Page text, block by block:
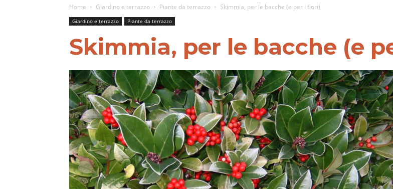
Home Giardino e terrazzo Piante da terrazzo Skimmia, per le bacche (e per i fiori)
Giardino e terrazzo Piante da terrazzo
Skimmia, per le bacche (e